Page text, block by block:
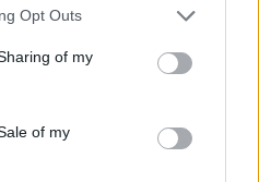
uses one or more Google
behaviour. You may click to
and its third-party tags to
purposes in below Google
Opt Outs
of my
of my
στρατεύματα
Δυνάμεις ανακοινώνουν
για τη
τους από τη
της συμφωνίας.